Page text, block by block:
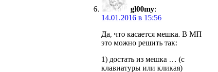
gl00my:
14.01.2016 в 15:56
Да, что касается мешка. В МП
это можно решить так:
1) достать из мешка … (с
клавиатуры или кликая)